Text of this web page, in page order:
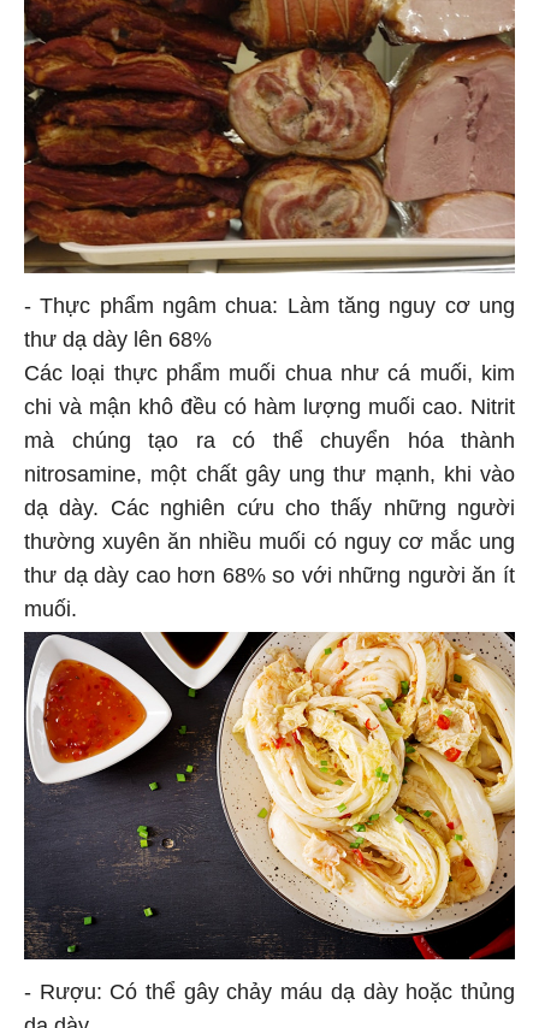
- Thực phẩm ngâm chua: Làm tăng nguy cơ ung
thư dạ dày lên 68%
Các loại thực phẩm muối chua như cá muối, kim
chi và mận khô đều có hàm lượng muối cao. Nitrit
mà chúng tạo ra có thể chuyển hóa thành
nitrosamine, một chất gây ung thư mạnh, khi vào
dạ dày. Các nghiên cứu cho thấy những người
thường xuyên ăn nhiều muối có nguy cơ mắc ung
thư dạ dày cao hơn 68% so với những người ăn ít
muối.
- Rượu: Có thể gây chảy máu dạ dày hoặc thủng
dạ dày